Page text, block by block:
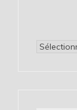
Archives